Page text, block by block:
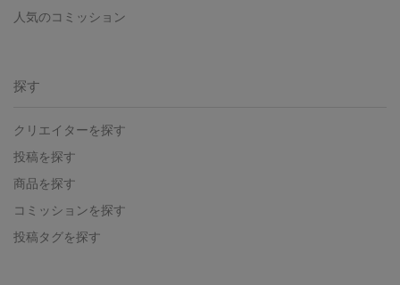
人気のコミッション
探す
クリエイターを探す
投稿を探す
商品を探す
コミッションを探す
投稿タグを探す